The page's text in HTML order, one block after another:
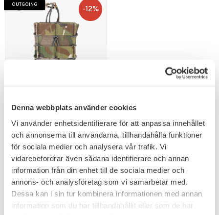
Denna webbplats använder cookies
Vi använder enhetsidentifierare för att anpassa innehållet
och annonserna till användarna, tillhandahålla funktioner
för sociala medier och analysera vår trafik. Vi
vidarebefordrar även sådana identifierare och annan
information från din enhet till de sociala medier och
annons- och analysföretag som vi samarbetar med.
Dessa kan i sin tur kombinera informationen med annan
information som du har tillhandahållit eller som de har
Add to favorites
Snigel Kort Magasinficka
Speed Pouch 12
Utgående produkt, få kvar i
lager.
377KR
428 KR
12%
OUTGOING